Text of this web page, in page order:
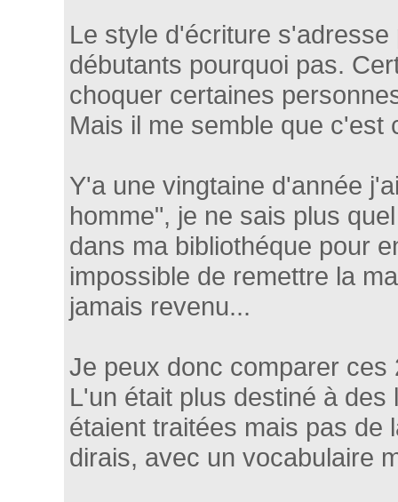
Le style d'écriture
débutants pourquoi pas.
choquer certaines
Mais il me semble que c'est
Y'a une vingtaine d'année
homme", je ne sais plus
dans ma bibliothéque pour
impossible de remettre la
jamais revenu...
Je peux donc comparer ces
L'un était plus destiné à
étaient traitées mais pas de
dirais, avec un vocabulaire